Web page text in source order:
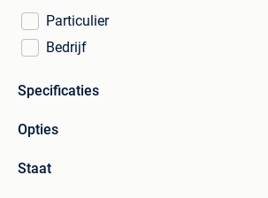
Particulier
Bedrijf
Specificaties
Opties
Staat